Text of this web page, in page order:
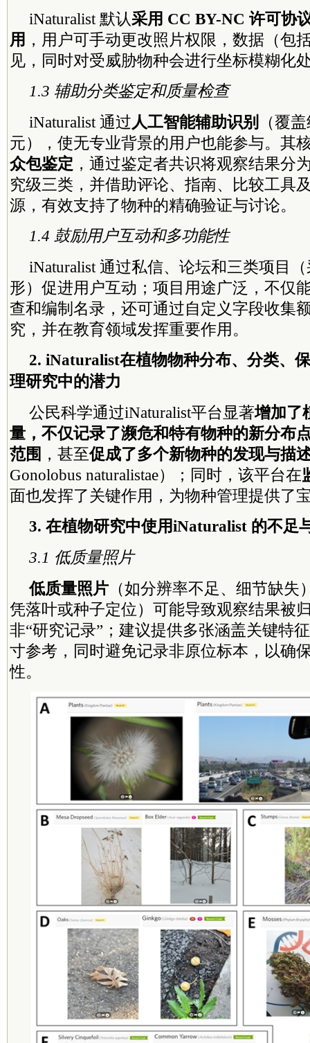
iNaturalist 默认采用 CC BY-NC 许可协
用 ，用户可手动更改照片权限，数据（包
见，同时对受威胁物种会进行坐标模糊化
1.3 辅助分类鉴定和质量检查
iNaturalist 通过人工智能辅助识别
（覆
元），使无专业背景的用户也能参与。其
众包鉴定 ，通过鉴定者共识将观察结果分
究级三类，并借助评论、指南、比较工具
源，有效支持了物种的精确验证与讨论。
1.4 鼓励用户互动和多功能性
iNaturalist 通过私信、论坛和三类项目
形）促进用户互动；项目用途广泛，不仅
查和编制名录，还可通过自定义字段收集
究，并在教育领域发挥重要作用。
2. iNaturalist在植物物种分布、分类、
理研究中的潜力
公民科学通过iNaturalist平台显著增加了
量，不仅记录了濒危和特有物种的新分布
范围 ，甚至促成了多个新物种的发现与描
Gonolobus naturalistae）；同时，该平台在
面也发挥了关键作用，为物种管理提供了
3. 在植物研究中使用iNaturalist 的不足
3.1 低质量照片
低质量照片 （如分辨率不足、细节缺失
凭落叶或种子定位）可能导致观察结果被
非“研究记录”；建议提供多张涵盖关键特
寸参考，同时避免记录非原位标本，以确
性。